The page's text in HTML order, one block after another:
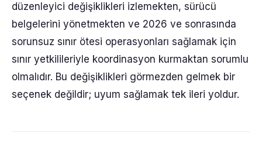
düzenleyici değişiklikleri izlemekten, sürücü
belgelerini yönetmekten ve 2026 ve sonrasında
sorunsuz sınır ötesi operasyonları sağlamak için
sınır yetkilileriyle koordinasyon kurmaktan sorumlu
olmalıdır. Bu değişiklikleri görmezden gelmek bir
seçenek değildir; uyum sağlamak tek ileri yoldur.